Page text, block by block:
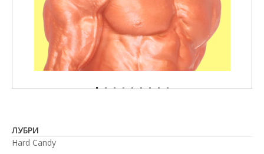
ЛУБРИ
Hard Candy